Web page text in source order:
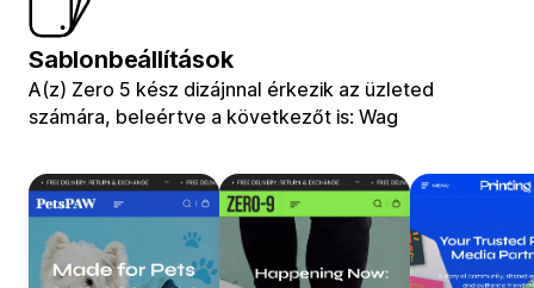
Sablonbeállítások
A(z) Zero 5 kész dizájnnal érkezik az üzleted
számára, beleértve a következőt is: Wag